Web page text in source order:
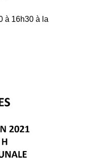
à 16h30 à la